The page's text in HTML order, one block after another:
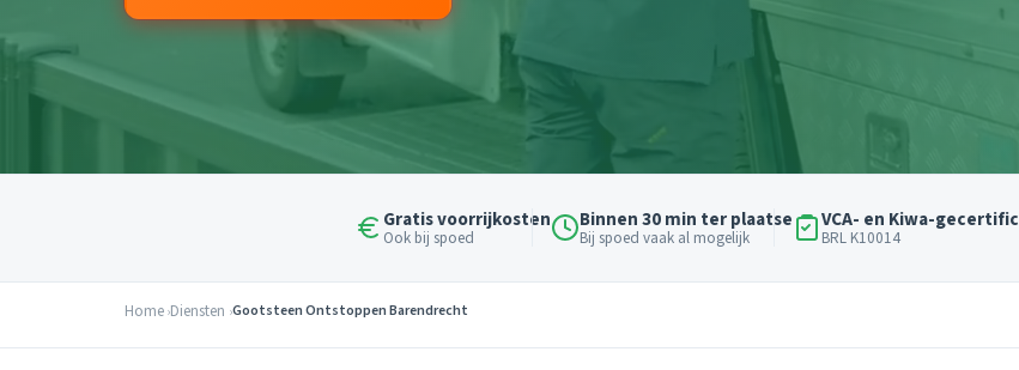
Gratis voorrijkosten
Ook bij spoed
Binnen 30 min ter plaatse
Bij spoed vaak al mogelijk
VCA- en Kiwa-
BRL K10014
Home Diensten Gootsteen Ontstoppen Barendrecht